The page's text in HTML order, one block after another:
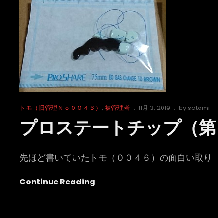
Cat
トモ（旧管理Ｎｏ００４６） , 被管理者
Posted
11月 3, 2019 by satomi
プロステートチップ（
先ほど書いていたトモ（００４６）の面白い取り
Continue Reading
ス